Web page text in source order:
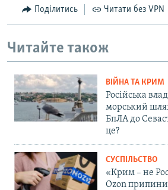
Поділитись Читати без VPN
Читайте також
ВІЙНА ТА КРИМ
Російська
морський
БпЛА до
це?
СУСПІЛЬСТВО
«Крим – не
Ozon